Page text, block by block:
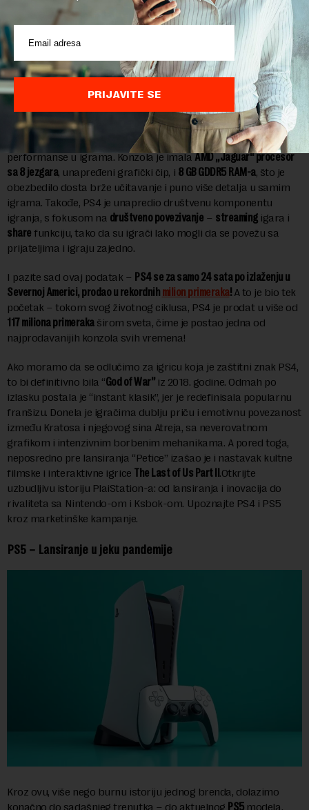
Ovoga puta Sony je pretekao glavnog konkurenta Microsoft,
lansiravši “četvorku” neposredno pre njih. Nisu ponovili grešku
od prošlog puta za pozicioniranje na tržištu. Microsoft-ov X-Box
ugledao je svetlost dana iste godine, ali kasnije.
Sony konstantno radi na usavršavanju, počevši od sredine 80-
ih godina prošlog veka kada je još uvek radio sa Nintendom, pa
sve do treće decenije 21. veka. To je bio slučaj i sa PS4. Glavno
unapređenje u odnosu na prethodni model bio je značajno jači
hardver. On je omogućilo napredniju grafiku i bolje
performanse u igrama. Konzola je imalaAMD „Jaguar“ procesor
sa 8 jezgara, unapređeni grafički čip, i 8 GB GDDR5 RAM-a, što je
obezbedilo dosta brže učitavanje i puno više detalja u samim
igrama. Takođe, PS4 je unapredio društvenu komponentu
igranja, s fokusom na društveno povezivanje – streamingigara i
share funkciju, tako da su igrači lako mogli da se povežu sa
prijateljima i igraju zajedno.
I pazite sad ovaj podatak – PS4 se za samo 24 sata po izlaženju u
Severnoj Americi, prodao u rekordnih milion primeraka! A to je bio tek
početak – tokom svog životnog ciklusa, PS4 je prodat u više od
117 miliona primerakaširom sveta, čime je postao jedna od
najprodavanijih konzola svih vremena!
Ako moramo da se odlučimo za igricu koja je zaštitni znak PS4,
to bi definitivno bila “God of War” iz 2018. godine. Odmah po
izlasku postala je “instant klasik”, jer je redefinisala popularnu
franšizu. Donela je igračima dublju priču i emotivnu povezanost
između Kratosa i njegovog sina Atreja, sa neverovatnom
grafikom i intenzivnim borbenim mehanikama. A pored toga,
neposredno pre lansiranja “Petice” izašao je i nastavak kultne
filmske i interaktivne igrice The Last of Us Part II .Otkrijte
uzbudljivu istoriju PlaiStation-a: od lansiranja i inovacija do
rivaliteta sa Nintendo-om i Ksbok-om. Upoznajte PS4 i PS5
kroz marketinške kampanje.
PS5 – Lansiranje u jeku pandemije
Kroz ovu, više nego burnu istoriju jednog brenda, dolazimo
konačno do sadašnjeg trenutka – do aktuelnog PS5 modela,
PRIJAVITE SE